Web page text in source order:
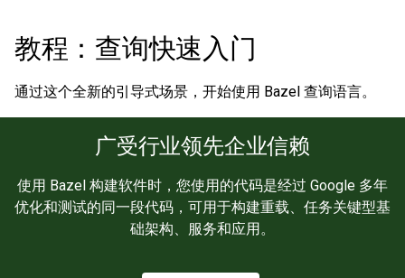
教程：查询快速入门
通过这个全新的引导式场景，开始使用 Bazel 查询语言。
广受行业领先企业信赖
使用 Bazel 构建软件时，您使用的代码是经过 Google 多年
优化和测试的同一段代码，可用于构建重载、任务关键型基
础架构、服务和应用。